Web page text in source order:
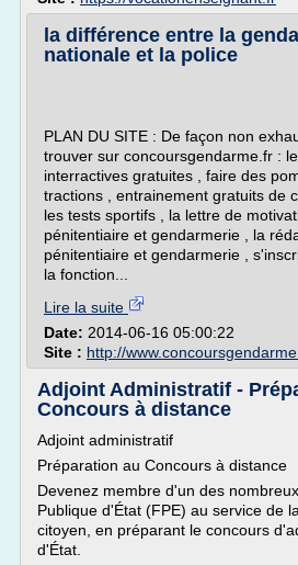
la différence entre la
nationale et la police
PLAN DU SITE : De façon non
trouver sur concoursgendarme.fr :
interractives gratuites , faire des
tractions , entrainement gratuits de
les tests sportifs , la lettre de
pénitentiaire et gendarmerie , la
pénitentiaire et gendarmerie ,
la fonction...
Lire la suite
Date: 2014-06-16 05:00:22
Site : http://
Adjoint Administratif -
Concours à distance
Adjoint administratif
Préparation au Concours à distance
Devenez membre d'un des
Publique d'État (FPE) au service de
citoyen, en préparant le concours
d'État.